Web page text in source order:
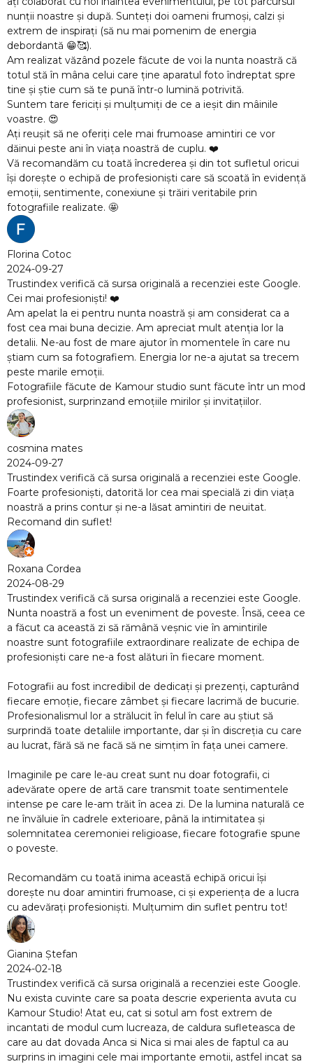
calzi și
energia
nunta noastră că
îndreptat spre
din mâinile
ce vor
❤️
tot sufletul oricui
scoată în evidență
prin
este Google.
considerat ca a
atenția lor la
în care nu
ajutat sa trecem
făcute într un mod
invitațiilor.
este Google.
zi din viața
de neuitat.
este Google.
Însă, ceea ce
în amintirile
de echipa de
moment.
capturând
de bucurie.
au știut să
discreția cu care
unei camere.
fotografii, ci
sentimentele
lumina naturală ce
și
fotografie spune
oricui își
de a lucra
pentru tot!
este Google.
avuta cu
extrem de
sufleteasca de
de faptul ca au
astfel incat sa